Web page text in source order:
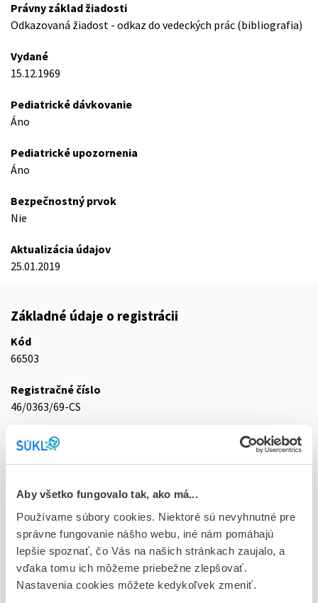
Aby všetko fungovalo tak, ako má...
Používame súbory cookies. Niektoré sú nevyhnutné pre
správne fungovanie nášho webu, iné nám pomáhajú
lepšie spoznať, čo Vás na našich stránkach zaujalo, a
vďaka tomu ich môžeme priebežne zlepšovať.
Nastavenia cookies môžete kedykoľvek zmeniť.
Právny základ žiadosti
Odkazovaná žiadost - odkaz do vedeckých prác (bibliografia)
Vydané
15.12.1969
Pediatrické dávkovanie
Áno
Pediatrické upozornenia
Áno
Bezpečnostný prvok
Nie
Aktualizácia údajov
25.01.2019
Základné údaje o registrácii
Kód
66503
Registračné číslo
46/0363/69-CS
Doplnok
aer deo 1x30 ml (fľ.PE+rozpraš.)
D - Registrácia bez obmedzenia platnosti
Typ registračnej procedúry
Národná
Držiteľ, krajina